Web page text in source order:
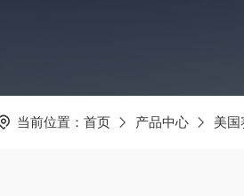
当前位置： 首页 产品中心 美国